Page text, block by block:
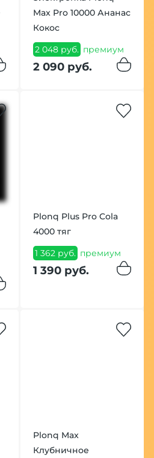
Max Pro 10000 Ананас
Кокос
2 048 руб. премиум
2 090 руб.
Plonq Plus Pro Cola
4000 тяг
1 362 руб. премиум
1 390 руб.
Plonq Max
Клубничное